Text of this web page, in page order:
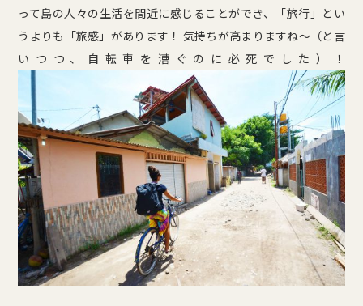
って島の人々の生活を間近に感じることができ、「旅行」とい
うよりも「旅感」があります！ 気持ちが高まりますね〜（と言
いつつ、自転車を漕ぐのに必死でした）！